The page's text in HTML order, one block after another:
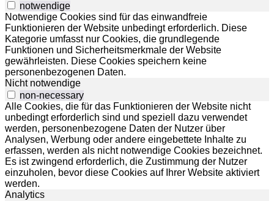
notwendige
Notwendige Cookies sind für das einwandfreie
Funktionieren der Website unbedingt erforderlich. Diese
Kategorie umfasst nur Cookies, die grundlegende
Funktionen und Sicherheitsmerkmale der Website
gewährleisten. Diese Cookies speichern keine
personenbezogenen Daten.
Nicht notwendige
non-necessary
Alle Cookies, die für das Funktionieren der Website nicht
unbedingt erforderlich sind und speziell dazu verwendet
werden, personenbezogene Daten der Nutzer über
Analysen, Werbung oder andere eingebettete Inhalte zu
erfassen, werden als nicht notwendige Cookies bezeichnet.
Es ist zwingend erforderlich, die Zustimmung der Nutzer
einzuholen, bevor diese Cookies auf Ihrer Website aktiviert
werden.
Analytics